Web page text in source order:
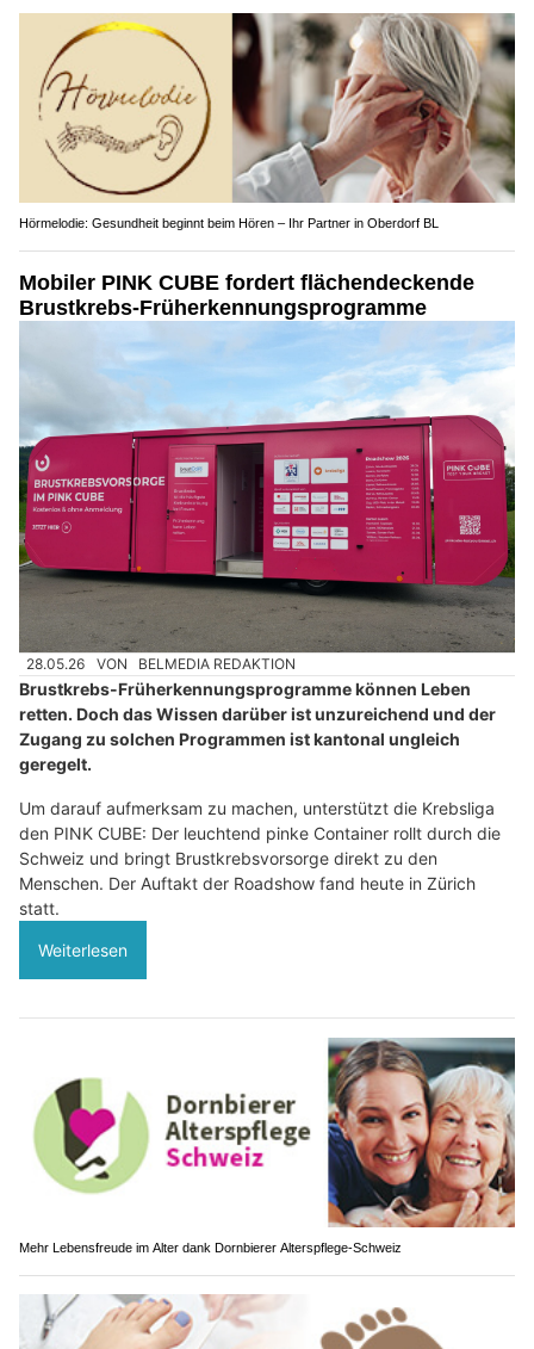
Hörmelodie: Gesundheit beginnt beim Hören – Ihr Partner in Oberdorf BL
Mobiler PINK CUBE fordert flächendeckende
Brustkrebs-Früherkennungsprogramme
28.05.26 VON BELMEDIA REDAKTION
Brustkrebs-Früherkennungsprogramme können Leben
retten. Doch das Wissen darüber ist unzureichend und der
Zugang zu solchen Programmen ist kantonal ungleich
geregelt.
Um darauf aufmerksam zu machen, unterstützt die Krebsliga
den PINK CUBE: Der leuchtend pinke Container rollt durch die
Schweiz und bringt Brustkrebsvorsorge direkt zu den
Menschen. Der Auftakt der Roadshow fand heute in Zürich
statt.
Weiterlesen
Mehr Lebensfreude im Alter dank Dornbierer Alterspflege-Schweiz